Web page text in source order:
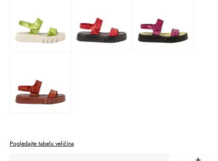
Pogledajte tabelu veličina